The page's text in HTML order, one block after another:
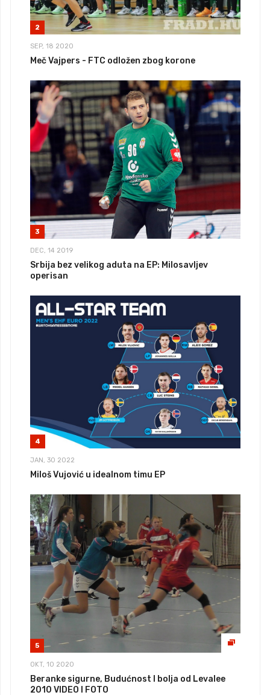
2
SEP, 18 2020
Meč Vajpers - FTC odložen zbog korone
3
DEC, 14 2019
Srbija bez velikog aduta na EP: Milosavljev
operisan
4
JAN, 30 2022
Miloš Vujović u idealnom timu EP
5
OKT, 10 2020
Beranke sigurne, Budućnost I bolja od Levalee
2010 VIDEO I FOTO